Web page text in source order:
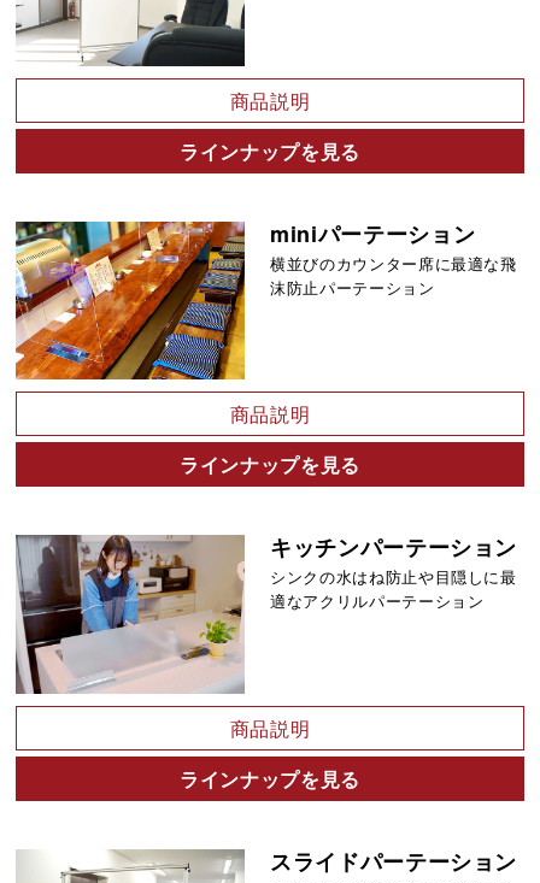
商品説明
ラインナップを見る
miniパーテーション
横並びのカウンター席に最適な飛
沫防止パーテーション
商品説明
ラインナップを見る
キッチンパーテーション
シンクの水はね防止や目隠しに最
適なアクリルパーテーション
商品説明
ラインナップを見る
スライドパーテーション